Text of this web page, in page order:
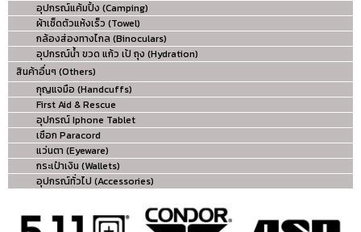
อุปกรณ์แค้มปิ้ง (Camping)
ผ้าเช็ดตัวแห้งเร็ว (Towel)
กล้องส่องทางไกล (Binoculars)
อุปกรณ์น้ำ ขวด แก้ว เป้ ถุง (Hydration)
สินค้าอื่นๆ (Others)
กุญแจมือ (Handcuffs)
First Aid & Rescue
อุปกรณ์ Iphone Tablet
เชือก Paracord
แว่นตา (Eyeware)
กระเป๋าเงิน (Wallets)
อุปกรณ์ทั่วไป (Accessories)